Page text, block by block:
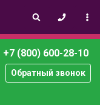
+7 (800) 600-28-10
Обратный звонок